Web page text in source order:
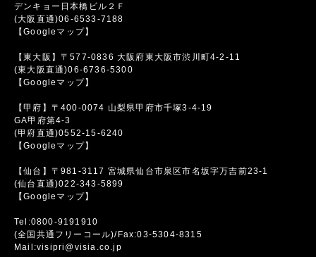
デンキョー日本橋ビル２Ｆ
(大阪直通)06-6533-7188
【Googleマップ】
【東大阪】〒577-0836 大阪府東大阪市渋川町4-2-11
(東大阪直通)06-6736-5300
【Googleマップ】
【甲府】〒400-0074 山梨県甲府市千塚3-4-19
GA甲府第4-3
(甲府直通)0552-15-6240
【Googleマップ】
【仙台】〒981-3117 宮城県仙台市泉区市名坂字万吉前23-1
(仙台直通)022-343-5899
【Googleマップ】
Tel:0800-9191910
(全国共通フリーコール)/Fax:03-5304-8315
Mail:visipri@visia.co.jp